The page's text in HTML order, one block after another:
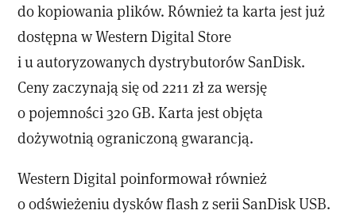
do kopiowania plików. Również ta karta jest już
dostępna w Western Digital Store
i u autoryzowanych dystrybutorów SanDisk.
Ceny zaczynają się od 2211 zł za wersję
o pojemności 320 GB. Karta jest objęta
dożywotnią ograniczoną gwarancją.
Western Digital poinformował również
o odświeżeniu dysków flash z serii SanDisk USB.